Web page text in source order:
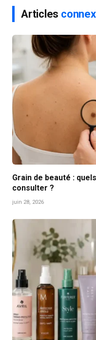
Articles
Grain de beauté :
consulter ?
juin 28, 2026